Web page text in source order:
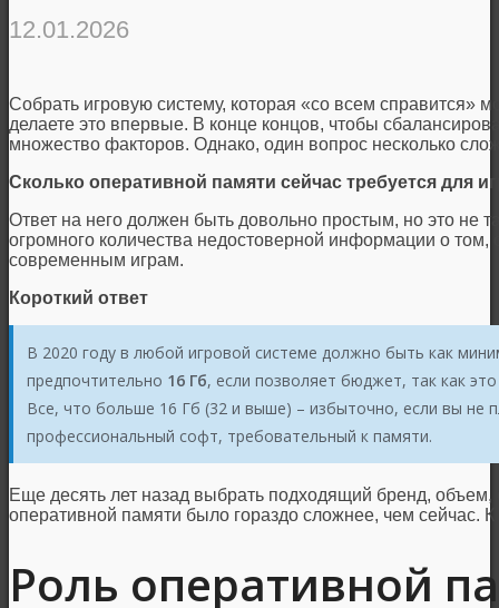
12.01.2026
Собрать игровую систему, которая «со всем справится»
делаете это впервые. В конце концов, чтобы
множество факторов. Однако, один вопрос несколько
Сколько оперативной памяти сейчас требуется для
Ответ на него должен быть довольно простым, но это не
огромного количества недостоверной информации о том,
современным играм.
Короткий ответ
В 2020 году в любой игровой системе должно быть как
предпочтительно 16 Гб, если позволяет бюджет, так как
Все, что больше 16 Гб (32 и выше) – избыточно, если вы не
профессиональный софт, требовательный к памяти.
Еще десять лет назад выбрать подходящий бренд, объем,
оперативной памяти было гораздо сложнее, чем сейчас.
Роль оперативной